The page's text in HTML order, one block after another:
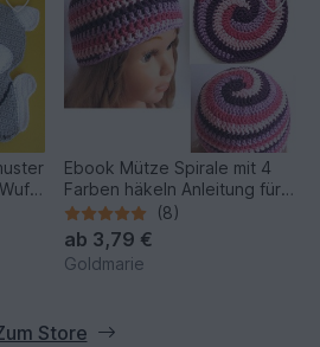
Ebook Mütze Spirale mit 4
Farben häkeln Anleitung für
eine Häkelmütze / Beanie mit
Wirbel
(8)
ab 3,79 €
Goldmarie
Store